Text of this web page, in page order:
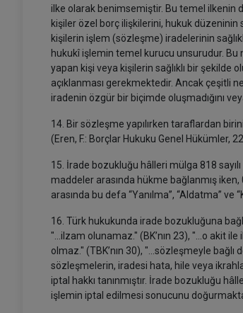
ilke olarak benimsemiştir. Bu temel ilkenin
kişiler özel borç ilişkilerini, hukuk düzeninin
kişilerin işlem (sözleşme) iradelerinin
hukukî işlemin temel kurucu unsurudur.
yapan kişi veya kişilerin sağlıklı bir
açıklanması gerekmektedir. Ancak çeşitli
iradenin özgür bir biçimde oluşmadığını
14. Bir sözleşme yapılırken taraflardan
(Eren, F.: Borçlar Hukuku Genel Hükümler,
15. İrade bozukluğu hâlleri mülga 818 sayılı
maddeler arasında hükme bağlanmış
arasında bu defa “Yanılma”, “Aldatma” ve
16. Türk hukukunda irade bozukluğuna
"...ilzam olunamaz." (BK’nın 23), "...o akit
olmaz." (TBK’nın 30), "...sözleşmeyle
sözleşmelerin, iradesi hata, hile veya
iptal hakkı tanınmıştır. İrade bozukluğu
işlemin iptal edilmesi sonucunu